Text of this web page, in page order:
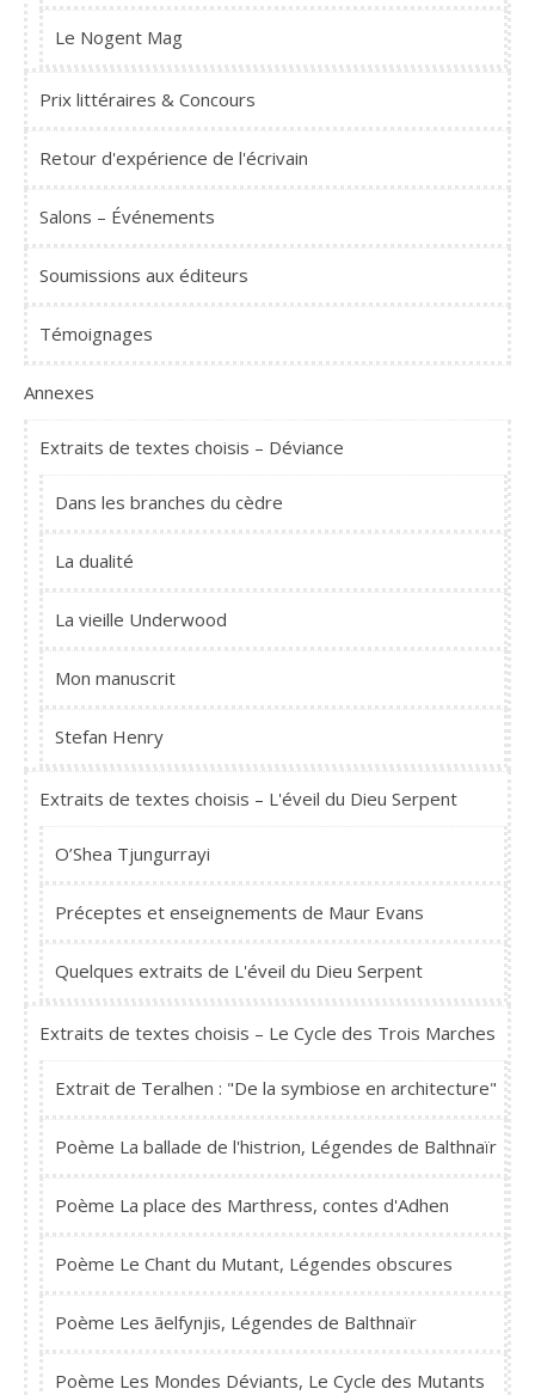
Le Nogent Mag
Prix littéraires & Concours
Retour d'expérience de l'écrivain
Salons – Événements
Soumissions aux éditeurs
Témoignages
Annexes
Extraits de textes choisis – Déviance
Dans les branches du cèdre
La dualité
La vieille Underwood
Mon manuscrit
Stefan Henry
Extraits de textes choisis – L'éveil du Dieu Serpent
O’Shea Tjungurrayi
Préceptes et enseignements de Maur Evans
Quelques extraits de L'éveil du Dieu Serpent
Extraits de textes choisis – Le Cycle des Trois Marches
Extrait de Teralhen : "De la symbiose en architecture"
Poème La ballade de l'histrion, Légendes de Balthnaïr
Poème La place des Marthress, contes d'Adhen
Poème Le Chant du Mutant, Légendes obscures
Poème Les ãelfynjis, Légendes de Balthnaïr
Poème Les Mondes Déviants, Le Cycle des Mutants